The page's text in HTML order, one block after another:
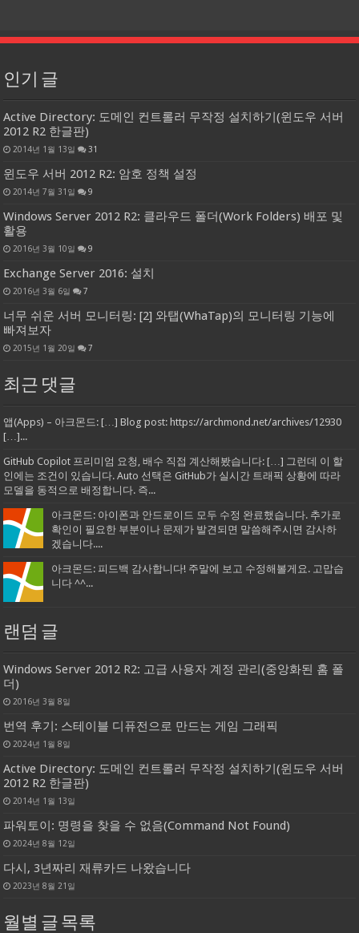
인기 글
Active Directory: 도메인 컨트롤러 무작정 설치하기(윈도우 서버
2012 R2 한글판)
2014년 1월 13일 31
윈도우 서버 2012 R2: 암호 정책 설정
2014년 7월 31일 9
Windows Server 2012 R2: 클라우드 폴더(Work Folders) 배포 및
활용
2016년 3월 10일 9
Exchange Server 2016: 설치
2016년 3월 6일 7
너무 쉬운 서버 모니터링: [2] 와탭(WhaTap)의 모니터링 기능에
빠져보자
2015년 1월 20일 7
최근 댓글
앱(Apps) – 아크몬드: […] Blog post: https://archmond.net/archives/12930
[…]...
GitHub Copilot 프리미엄 요청, 배수 직접 계산해봤습니다: […] 그런데 이 할
인에는 조건이 있습니다. Auto 선택은 GitHub가 실시간 트래픽 상황에 따라
모델을 동적으로 배정합니다. 즉...
아크몬드: 아이폰과 안드로이드 모두 수정 완료했습니다. 추가로
확인이 필요한 부분이나 문제가 발견되면 말씀해주시면 감사하
겠습니다....
아크몬드: 피드백 감사합니다! 주말에 보고 수정해볼게요. 고맙습
니다 ^^...
랜덤 글
Windows Server 2012 R2: 고급 사용자 계정 관리(중앙화된 홈 폴
더)
2016년 3월 8일
번역 후기: 스테이블 디퓨전으로 만드는 게임 그래픽
2024년 1월 8일
Active Directory: 도메인 컨트롤러 무작정 설치하기(윈도우 서버
2012 R2 한글판)
2014년 1월 13일
파워토이: 명령을 찾을 수 없음(Command Not Found)
2024년 8월 12일
다시, 3년짜리 재류카드 나왔습니다
2023년 8월 21일
월별 글 목록